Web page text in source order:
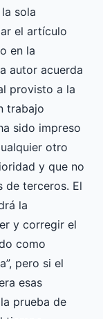
sola
el artículo
en la
autor acuerda
provisto a la
trabajo
sido impreso
otro
y que no
de terceros. El
la
y corregir el
como
pero si el
esas
prueba de